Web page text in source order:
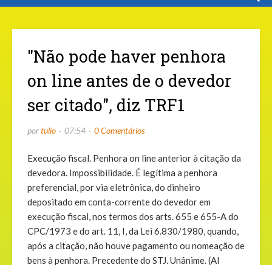
"Não pode haver penhora
on line antes de o devedor
ser citado", diz TRF1
portulio 07:54 0 Comentários
Execução fiscal. Penhora on line anterior à citação da
devedora. Impossibilidade. É legítima a penhora
preferencial, por via eletrônica, do dinheiro
depositado em conta-corrente do devedor em
execução fiscal, nos termos dos arts. 655 e 655-A do
CPC/1973 e do art. 11, I, da Lei 6.830/1980, quando,
após a citação, não houve pagamento ou nomeação de
bens à penhora. Precedente do STJ. Unânime. (AI